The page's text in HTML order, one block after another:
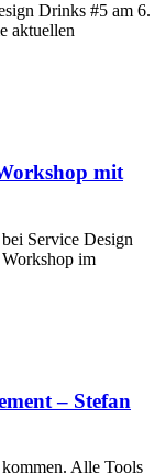
Drinks #5 am 6.
aktuellen
mit
Service Design
im
– Stefan
Alle Tools